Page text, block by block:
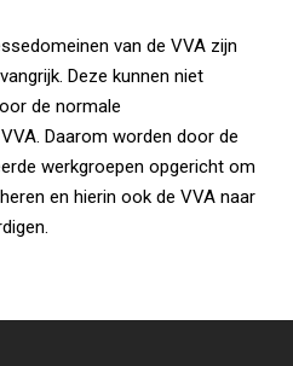
van de VVA zijn
Deze kunnen niet
de normale
Daarom worden door de
werkgroepen opgericht om
en hierin ook de VVA naar